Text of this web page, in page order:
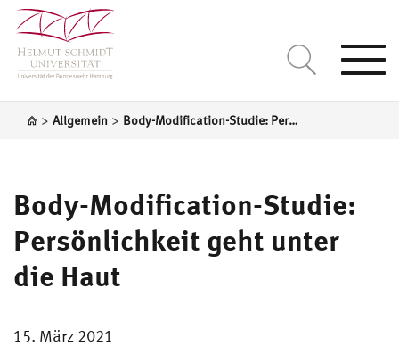
> Allgemein > Body-Modification-Studie: Persönlichkeit geht unter die Haut
Body-Modification-Studie:
Persönlichkeit geht unter
die Haut
15. März 2021